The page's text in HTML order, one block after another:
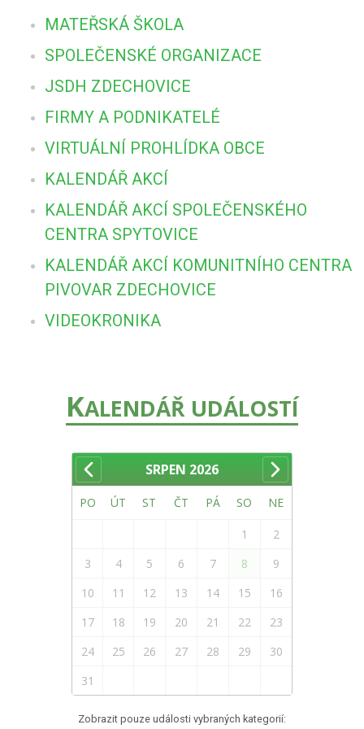
MATEŘSKÁ ŠKOLA
SPOLEČENSKÉ ORGANIZACE
JSDH ZDECHOVICE
FIRMY A PODNIKATELÉ
VIRTUÁLNÍ PROHLÍDKA OBCE
KALENDÁŘ AKCÍ
KALENDÁŘ AKCÍ SPOLEČENSKÉHO
CENTRA SPYTOVICE
KALENDÁŘ AKCÍ KOMUNITNÍHO CENTRA
PIVOVAR ZDECHOVICE
VIDEOKRONIKA
KALENDÁŘ UDÁLOSTÍ
SRPEN 2026
PO ÚT ST ČT PÁ SO NE
1
2
3
4 5 6 7 8
9
10
11 12 13 14 15
16
17
18 19 20 21 22
23
24
25 26 27 28 29
30
31
Zobrazit pouze události vybraných kategorií: